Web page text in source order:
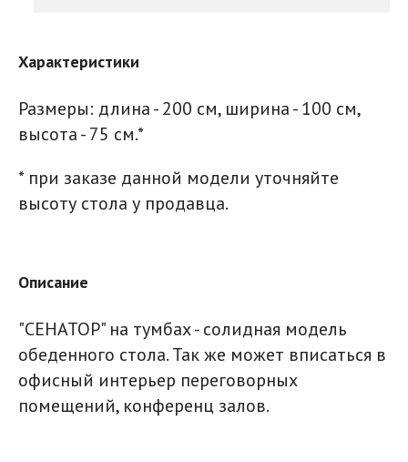
Характеристики
Размеры: длина - 200 см, ширина - 100 см,
высота - 75 см.*
* при заказе данной модели уточняйте
высоту стола у продавца.
Описание
"СЕНАТОР" на тумбах - солидная модель
обеденного стола. Так же может вписаться в
офисный интерьер переговорных
помещений, конференц залов.